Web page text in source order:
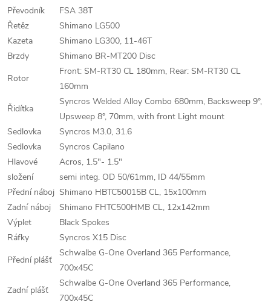
Převodník
FSA 38T
Řetěz
Shimano LG500
Kazeta
Shimano LG300, 11-46T
Brzdy
Shimano BR-MT200 Disc
Rotor
Front: SM-RT30 CL 180mm, Rear: SM-RT30 CL
160mm
Řidítka
Syncros Welded Alloy Combo 680mm, Backsweep 9°,
Upsweep 8°, 70mm, with front Light mount
Sedlovka
Syncros M3.0, 31.6
Sedlovka
Syncros Capilano
Hlavové
složení
Acros, 1.5"- 1.5"
semi integ. OD 50/61mm, ID 44/55mm
Přední náboj Shimano HBTC50015B CL, 15x100mm
Zadní náboj
Shimano FHTC500HMB CL, 12x142mm
Výplet
Black Spokes
Ráfky
Syncros X15 Disc
Přední plášť
Schwalbe G-One Overland 365 Performance,
700x45C
Zadní plášť
Schwalbe G-One Overland 365 Performance,
700x45C